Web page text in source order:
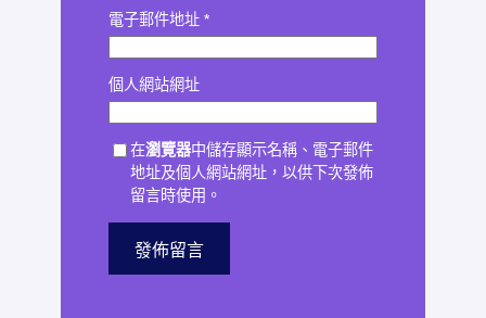
電子郵件地址 *
個人網站網址
在瀏覽器中儲存顯示名稱、電子郵件
地址及個人網站網址，以供下次發佈
留言時使用。